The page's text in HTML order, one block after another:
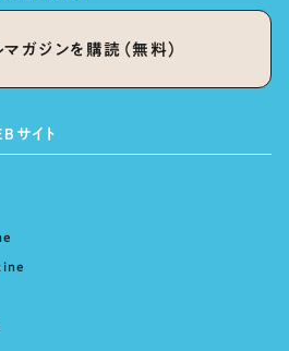
マガジンを購読（無料）
サイト